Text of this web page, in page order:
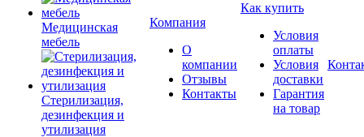
Медицинская
мебель
Стерилизация,
дезинфекция и
утилизация
Компания
О
компании
Отзывы
Контакты
Как купить
Условия
оплаты
Условия
доставки
Гарантия
на товар